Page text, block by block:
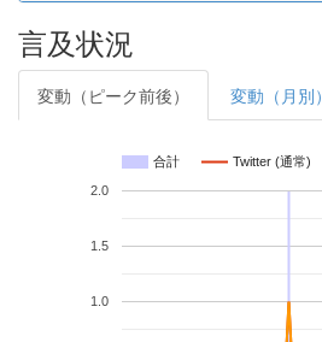
言及状況
変動（ピーク前後） 変動（月別）
合計 Twitter (通常)
1.0
1.5
2.0